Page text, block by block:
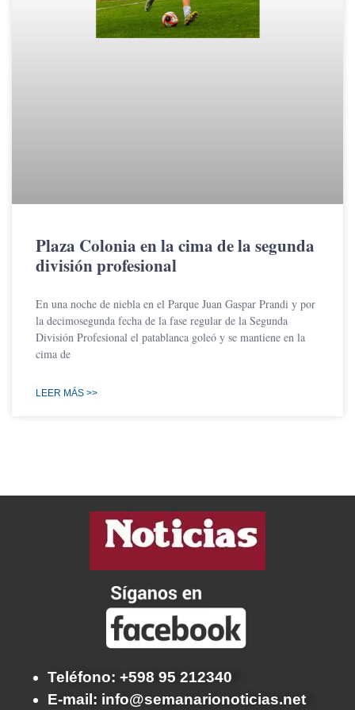
Plaza Colonia en la cima de la segunda
división profesional
En una noche de niebla en el Parque Juan Gaspar Prandi y por
la decimosegunda fecha de la fase regular de la Segunda
División Profesional el patablanca goleó y se mantiene en la
cima de
LEER MÁS >>
Teléfono: +598 95 212340
E-mail: info@semanarionoticias.net